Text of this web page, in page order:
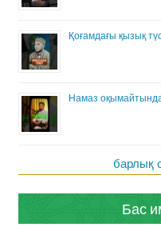
Қоғамдағы қызық
Намаз
барлық
Бас